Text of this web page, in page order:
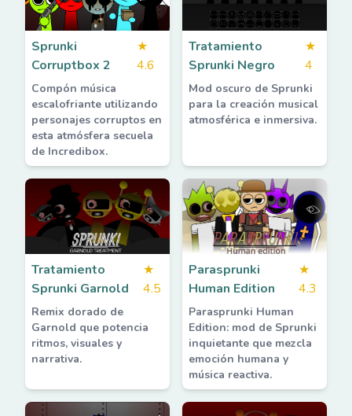
Sprunki
Corruptbox 2
★
4.6
Compón música
escalofriante utilizando
personajes corruptos en
esta atmósfera secuela
de Incredibox.
Tratamiento
Sprunki Negro
★
4
Mod oscuro de Sprunki
para la creación musical
atmosférica e inmersiva.
Tratamiento
Sprunki Garnold
★
4.5
Remix dorado de
Garnold que potencia
ritmos, visuales y
narrativa.
Parasprunki
Human Edition
★
4.3
Parasprunki Human
Edition: mod de Sprunki
inquietante que mezcla
emoción humana y
música reactiva.